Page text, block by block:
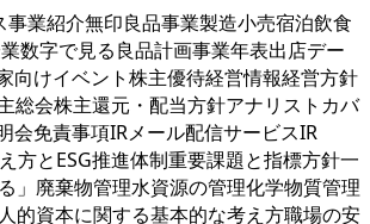
業紹介無印良品事業製造小売宿泊飲食
数字で見る良品計画事業年表出店デー
向けイベント株主優待経営情報経営方針
総会株主還元・配当方針アナリストカバ
会免責事項IRメール配信サービスIR
方とESG推進体制重要課題と指標方針一
」廃棄物管理水資源の管理化学物質管理
的資本に関する基本的な考え方職場の安